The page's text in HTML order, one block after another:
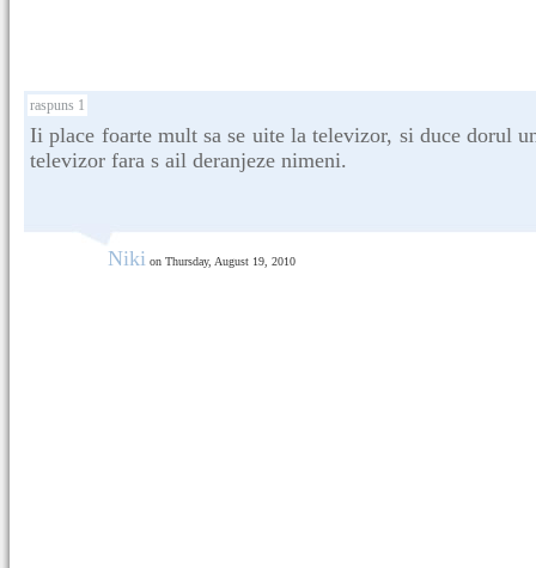
raspuns 1
Ii place foarte mult sa se uite la televizor, si duce dorul
televizor fara s ail deranjeze nimeni.
Niki on Thursday, August 19, 2010